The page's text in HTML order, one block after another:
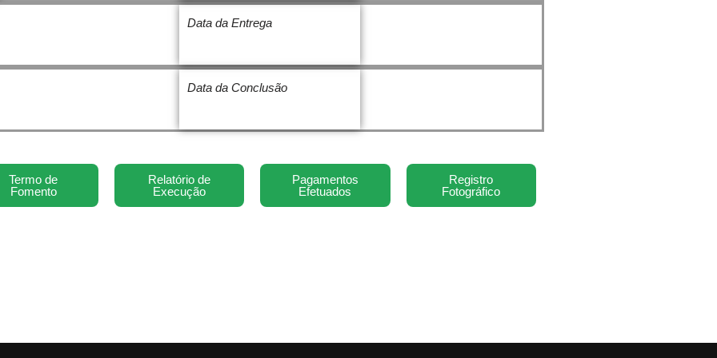
Data da Entrega
Data da Conclusão
Termo de
Fomento
Relatório de
Execução
Pagamentos
Efetuados
Registro
Fotográfico